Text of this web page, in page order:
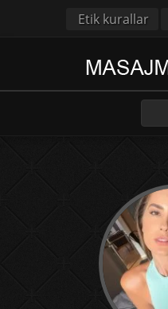
Etik kurallar